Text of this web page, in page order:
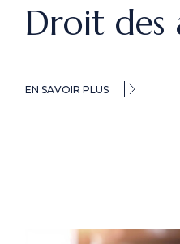
Droit des
EN SAVOIR PLUS